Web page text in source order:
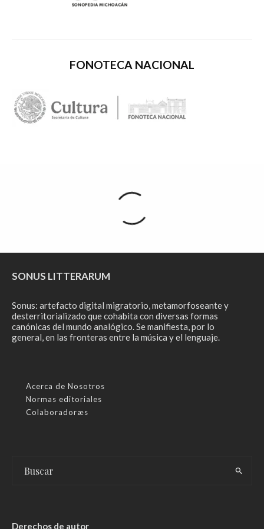
FONOTECA NACIONAL
SONUS LITTERARUM
Sonus: artefacto digital migratorio, metamorfoseante y
desterritorializado que cohabita con diversas formas
canónicas del mundo analógico. Se manifiesta, por lo
general, en las fronteras entre la música y el lenguaje.
Acerca de Nosotros
Normas editoriales
Colaboradoræs
Derechos de autor